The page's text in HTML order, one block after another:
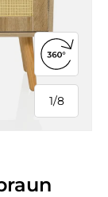
1/
von
8
360°-